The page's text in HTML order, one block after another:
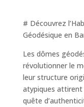
# Découvrez
Géodésique en
Les dômes
révolutionner le
leur structure
atypiques attirent
quête